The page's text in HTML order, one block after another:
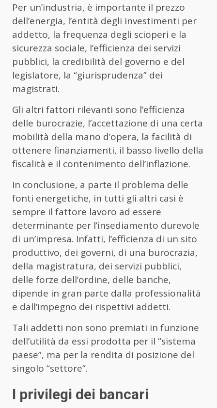
Per un’industria, è importante il prezzo
dell’energia, l’entità degli investimenti per
addetto, la frequenza degli scioperi e la
sicurezza sociale, l’efficienza dei servizi
pubblici, la credibilità del governo e del
legislatore, la “giurisprudenza” dei
magistrati.
Gli altri fattori rilevanti sono l’efficienza
delle burocrazie, l’accettazione di una certa
mobilità della mano d’opera, la facilità di
ottenere finanziamenti, il basso livello della
fiscalità e il contenimento dell’inflazione.
In conclusione, a parte il problema delle
fonti energetiche, in tutti gli altri casi è
sempre il fattore lavoro ad essere
determinante per l’insediamento durevole
di un’impresa. Infatti, l’efficienza di un sito
produttivo, dei governi, di una burocrazia,
della magistratura, dei servizi pubblici,
delle forze dell’ordine, delle banche,
dipende in gran parte dalla professionalità
e dall’impegno dei rispettivi addetti.
Tali addetti non sono premiati in funzione
dell’utilità da essi prodotta per il “sistema
paese”, ma per la rendita di posizione del
singolo “settore”.
I privilegi dei bancari